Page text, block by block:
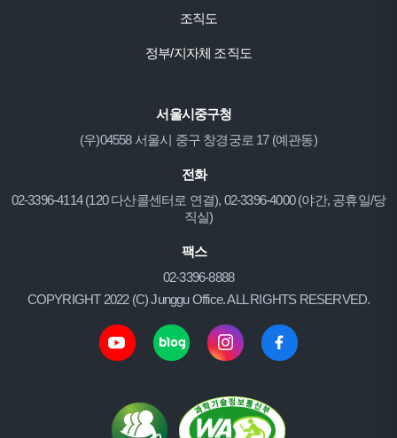
조직도
정부/지자체 조직도
서울시중구청
(우)04558 서울시 중구 창경궁로 17 (예관동)
전화
02-3396-4114 (120 다산콜센터로 연결), 02-3396-4000 (야간, 공휴일/당
직실)
팩스
02-3396-8888
COPYRIGHT 2022 (C) Junggu Office. ALL RIGHTS RESERVED.